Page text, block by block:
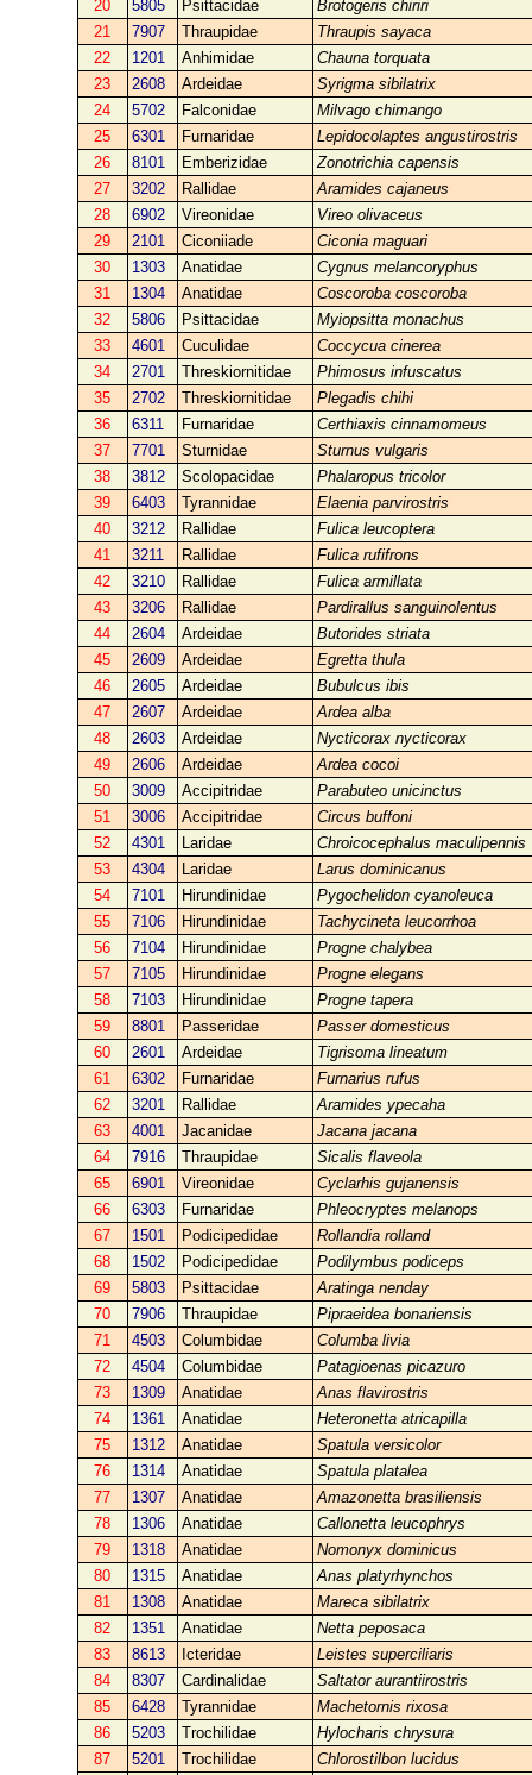
20
5805 Psittacidae
Brotogeris chiriri
21
7907 Thraupidae
Thraupis sayaca
22
1201 Anhimidae
Chauna torquata
23
2608 Ardeidae
Syrigma sibilatrix
24
5702 Falconidae
Milvago chimango
25
6301 Furnaridae
Lepidocolaptes angustirostris
26
8101 Emberizidae
Zonotrichia capensis
27
3202 Rallidae
Aramides cajaneus
28
6902 Vireonidae
Vireo olivaceus
29
2101 Ciconiiade
Ciconia maguari
30
1303 Anatidae
Cygnus melancoryphus
31
1304 Anatidae
Coscoroba coscoroba
32
5806 Psittacidae
Myiopsitta monachus
33
4601 Cuculidae
Coccycua cinerea
34
2701 Threskiornitidae
Phimosus infuscatus
35
2702 Threskiornitidae
Plegadis chihi
36
6311 Furnaridae
Certhiaxis cinnamomeus
37
7701 Sturnidae
Sturnus vulgaris
38
3812 Scolopacidae
Phalaropus tricolor
39
6403 Tyrannidae
Elaenia parvirostris
40
3212 Rallidae
Fulica leucoptera
41
3211 Rallidae
Fulica rufifrons
42
3210 Rallidae
Fulica armillata
43
3206 Rallidae
Pardirallus sanguinolentus
44
2604 Ardeidae
Butorides striata
45
2609 Ardeidae
Egretta thula
46
2605 Ardeidae
Bubulcus ibis
47
2607 Ardeidae
Ardea alba
48
2603 Ardeidae
Nycticorax nycticorax
49
2606 Ardeidae
Ardea cocoi
50
3009 Accipitridae
Parabuteo unicinctus
51
3006 Accipitridae
Circus buffoni
52
4301 Laridae
Chroicocephalus maculipennis
53
4304 Laridae
Larus dominicanus
54
7101 Hirundinidae
Pygochelidon cyanoleuca
55
7106 Hirundinidae
Tachycineta leucorrhoa
56
7104 Hirundinidae
Progne chalybea
57
7105 Hirundinidae
Progne elegans
58
7103 Hirundinidae
Progne tapera
59
8801 Passeridae
Passer domesticus
60
2601 Ardeidae
Tigrisoma lineatum
61
6302 Furnaridae
Furnarius rufus
62
3201 Rallidae
Aramides ypecaha
63
4001 Jacanidae
Jacana jacana
64
7916 Thraupidae
Sicalis flaveola
65
6901 Vireonidae
Cyclarhis gujanensis
66
6303 Furnaridae
Phleocryptes melanops
67
1501 Podicipedidae
Rollandia rolland
68
1502 Podicipedidae
Podilymbus podiceps
69
5803 Psittacidae
Aratinga nenday
70
7906 Thraupidae
Pipraeidea bonariensis
71
4503 Columbidae
Columba livia
72
4504 Columbidae
Patagioenas picazuro
73
1309 Anatidae
Anas flavirostris
74
1361 Anatidae
Heteronetta atricapilla
75
1312 Anatidae
Spatula versicolor
76
1314 Anatidae
Spatula platalea
77
1307 Anatidae
Amazonetta brasiliensis
78
1306 Anatidae
Callonetta leucophrys
79
1318 Anatidae
Nomonyx dominicus
80
1315 Anatidae
Anas platyrhynchos
81
1308 Anatidae
Mareca sibilatrix
82
1351 Anatidae
Netta peposaca
83
8613 Icteridae
Leistes superciliaris
84
8307 Cardinalidae
Saltator aurantiirostris
85
6428 Tyrannidae
Machetornis rixosa
86
5203 Trochilidae
Hylocharis chrysura
87
5201 Trochilidae
Chlorostilbon lucidus